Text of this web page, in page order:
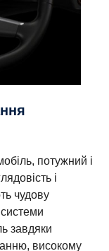
потужний і
і
чудову
системи
завдяки
високому